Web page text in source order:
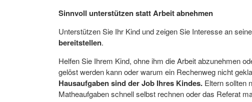
Sinnvoll unterstützen statt Arbeit abnehmen
Unterstützen Sie Ihr Kind und zeigen Sie Interesse an
bereitstellen.
Helfen Sie Ihrem Kind, ohne ihm die Arbeit abzunehmen
gelöst werden kann oder warum ein Rechenweg nicht
Hausaufgaben sind der Job Ihres Kindes. Eltern sollten
Matheaufgaben schnell selbst rechnen oder das Referat